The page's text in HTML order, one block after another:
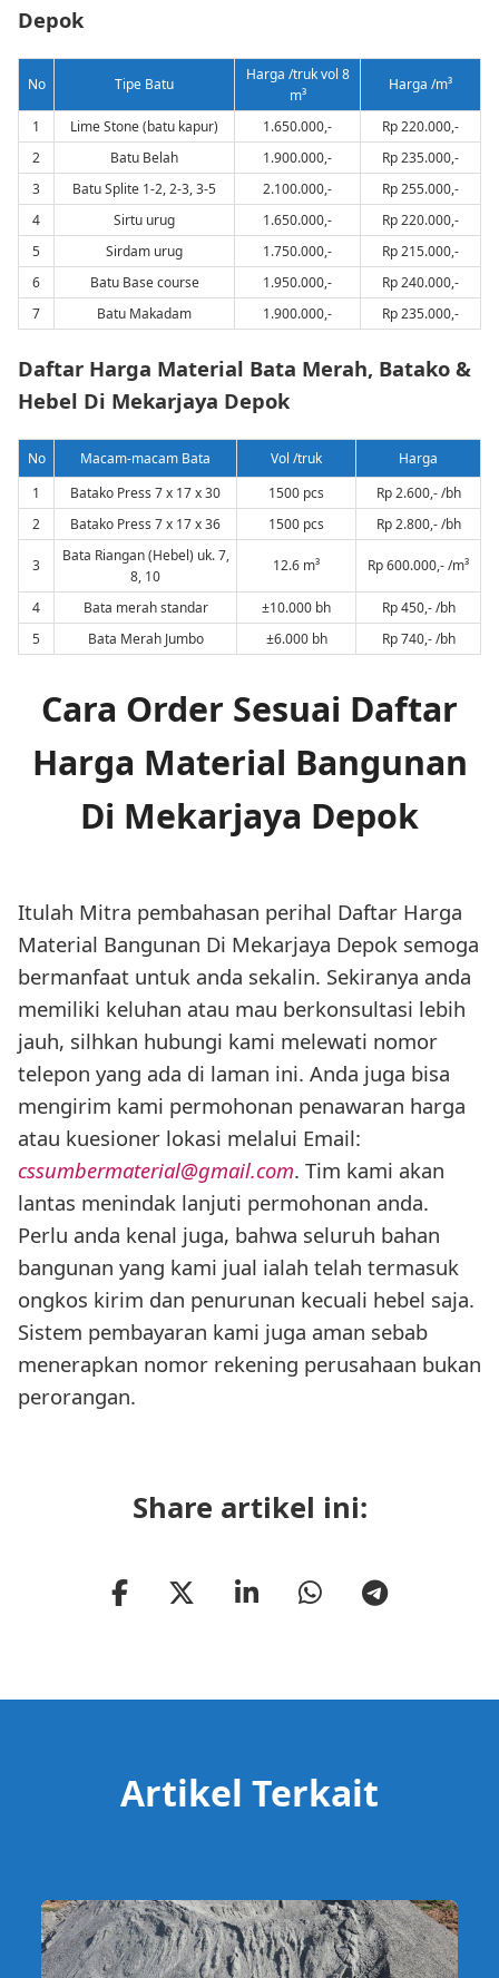
Depok
No Tipe Batu
Harga /truk vol 8
m³
Harga /m³
1 Lime Stone (batu kapur) 1.650.000,-
Rp 220.000,-
2
Batu Belah 1.900.000,-
Rp 235.000,-
3
Batu Splite 1-2, 2-3, 3-5 2.100.000,-
Rp 255.000,-
4
Sirtu urug 1.650.000,-
Rp 220.000,-
5
Sirdam urug 1.750.000,-
Rp 215.000,-
6
Batu Base course 1.950.000,-
Rp 240.000,-
7
Batu Makadam 1.900.000,- Rp 235.000,-
Daftar Harga Material Bata Merah, Batako &
Hebel Di Mekarjaya Depok
No Macam-macam Bata Vol /truk
Harga
1
Batako Press 7 x 17 x 30 1500 pcs
Rp 2.600,- /bh
2
Batako Press 7 x 17 x 36 1500 pcs Rp 2.800,- /bh
3
Bata Riangan (Hebel) uk. 7,
8, 10
12.6 m³ Rp 600.000,- /m³
4 Bata merah standar ±10.000 bh
Rp 450,- /bh
5
Bata Merah Jumbo ±6.000 bh Rp 740,- /bh
Cara Order Sesuai Daftar
Harga Material Bangunan
Di Mekarjaya Depok
Itulah Mitra pembahasan perihal Daftar Harga
Material Bangunan Di Mekarjaya Depok semoga
bermanfaat untuk anda sekalin. Sekiranya anda
memiliki keluhan atau mau berkonsultasi lebih
jauh, silhkan hubungi kami melewati nomor
telepon yang ada di laman ini. Anda juga bisa
mengirim kami permohonan penawaran harga
atau kuesioner lokasi melalui Email:
cssumbermaterial@gmail.com. Tim kami akan
lantas menindak lanjuti permohonan anda.
Perlu anda kenal juga, bahwa seluruh bahan
bangunan yang kami jual ialah telah termasuk
ongkos kirim dan penurunan kecuali hebel saja.
Sistem pembayaran kami juga aman sebab
menerapkan nomor rekening perusahaan bukan
perorangan.
Share artikel ini:
Artikel Terkait